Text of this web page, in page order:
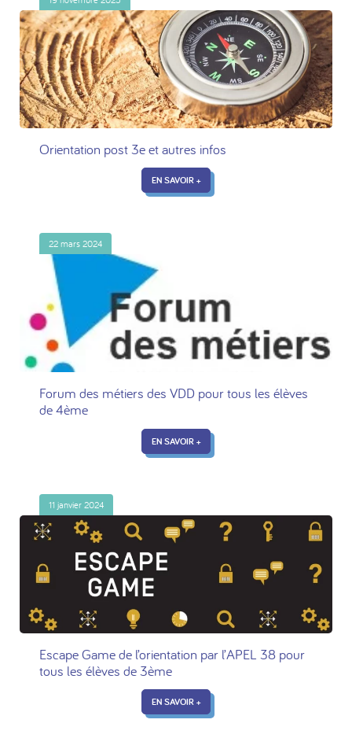
Orientation post 3e et autres infos
EN SAVOIR +
22 mars 2024
Forum des métiers des VDD pour tous les élèves
de 4ème
EN SAVOIR +
11 janvier 2024
Escape Game de l’orientation par l’APEL 38 pour
tous les élèves de 3ème
EN SAVOIR +